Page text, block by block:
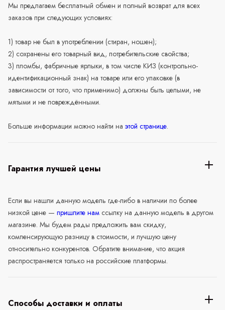
Мы предлагаем бесплатный обмен и полный возврат для всех
заказов при следующих условиях:
1) товар не был в употреблении (стиран, ношен);
2) сохранены его товарный вид, потребительские свойства;
3) пломбы, фабричные ярлыки, в том числе КИЗ (контрольно-
идентификационный знак) на товаре или его упаковке (в
зависимости от того, что применимо) должны быть целыми, не
мятыми и не повреждёнными.
Больше информации можно найти на этой странице.
Гарантия лучшей цены
Если вы нашли данную модель где-либо в наличии по более
низкой цене — пришлите нам ссылку на данную модель в другом
магазине. Мы будем рады предложить вам скидку,
компенсирующую разницу в стоимости, и лучшую цену
относительно конкурентов. Обратите внимание, что акция
распространяется только на российские платформы.
Способы доставки и оплаты